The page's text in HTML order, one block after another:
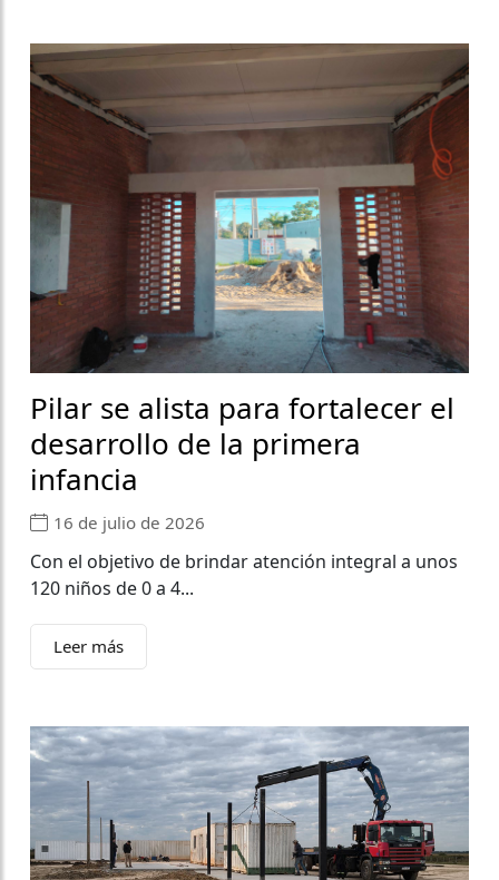
Pilar se alista para fortalecer el
desarrollo de la primera
infancia
16 de julio de 2026
Con el objetivo de brindar atención integral a unos
120 niños de 0 a 4...
Leer más